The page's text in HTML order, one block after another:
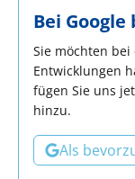
Bei
Sie möchten
Entwicklungen
fügen Sie uns
hinzu.
Als